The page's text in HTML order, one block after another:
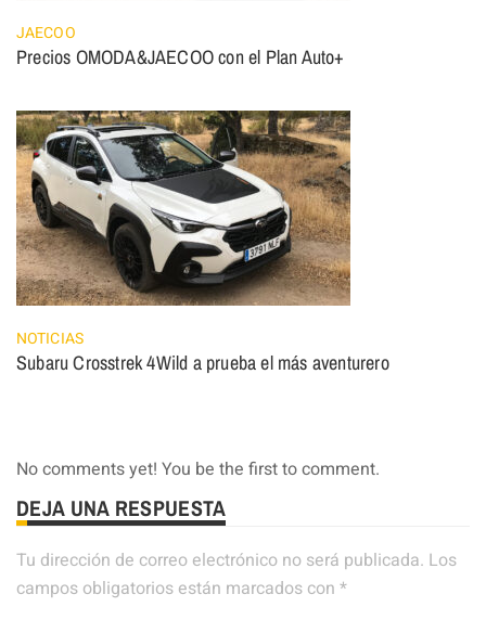
JAECOO
Precios OMODA&JAECOO con el Plan Auto+
NOTICIAS
Subaru Crosstrek 4Wild a prueba el más aventurero
No comments yet! You be the first to comment.
DEJA UNA RESPUESTA
Tu dirección de correo electrónico no será publicada. Los
campos obligatorios están marcados con *